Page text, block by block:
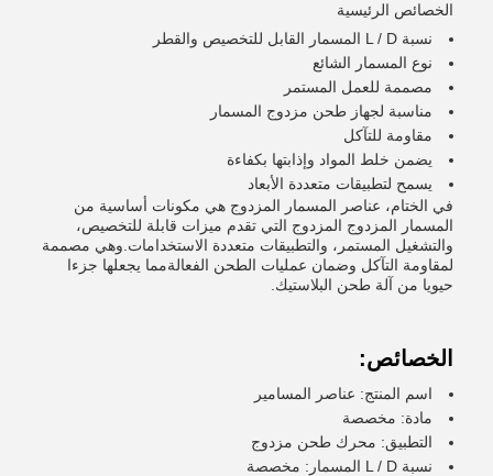
الخصائص الرئيسية
نسبة L / D المسمار القابل للتخصيص والقطر
نوع المسمار الشائع
مصممة للعمل المستمر
مناسبة لجهاز طحن مزدوج المسمار
مقاومة للتآكل
يضمن خلط المواد وإذابتها بكفاءة
يسمح لتطبيقات متعددة الأبعاد
في الختام، عناصر المسمار المزدوج هي مكونات أساسية من
المسمار المزدوج المزدوج التي تقدم ميزات قابلة للتخصيص،
والتشغيل المستمر، والتطبيقات متعددة الاستخدامات.وهي مصممة
لمقاومة التآكل وضمان عمليات الطحن الفعالةمما يجعلها جزءا
حيويا من آلة طحن البلاستيك.
الخصائص:
اسم المنتج: عناصر المسامير
مادة: مخصصة
التطبيق: محرك طحن مزدوج
نسبة L / D المسمار: مخصصة